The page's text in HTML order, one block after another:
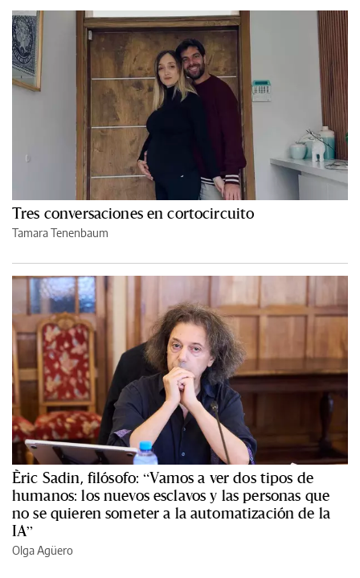
Tres conversaciones en cortocircuito
Tamara Tenenbaum
Èric Sadin, filósofo: “Vamos a ver dos tipos de
humanos: los nuevos esclavos y las personas que
no se quieren someter a la automatización de la
IA”
Olga Agüero